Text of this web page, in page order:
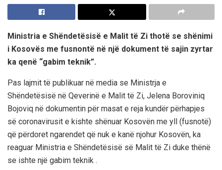
Ministria e Shëndetësisë e Malit të Zi thotë se shënimi
i Kosovës me fusnontë në një dokument të sajin zyrtar
ka qenë “gabim teknik”.
Pas lajmit të publikuar në media se Ministrja e
Shëndetësisë në Qeverinë e Malit të Zi, Jelena Boroviniq
Bojoviq në dokumentin për masat e reja kundër përhapjes
së coronavirusit e kishte shënuar Kosovën me yll (fusnotë)
që përdoret ngarendet që nuk e kanë njohur Kosovën, ka
reaguar Ministria e Shëndetësisë së Malit të Zi duke thënë
se ishte një gabim teknik .